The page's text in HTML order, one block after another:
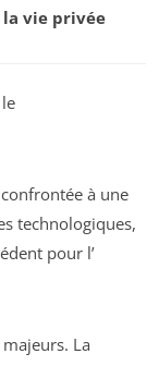
vie privée
à une
technologiques,
pour l’
La